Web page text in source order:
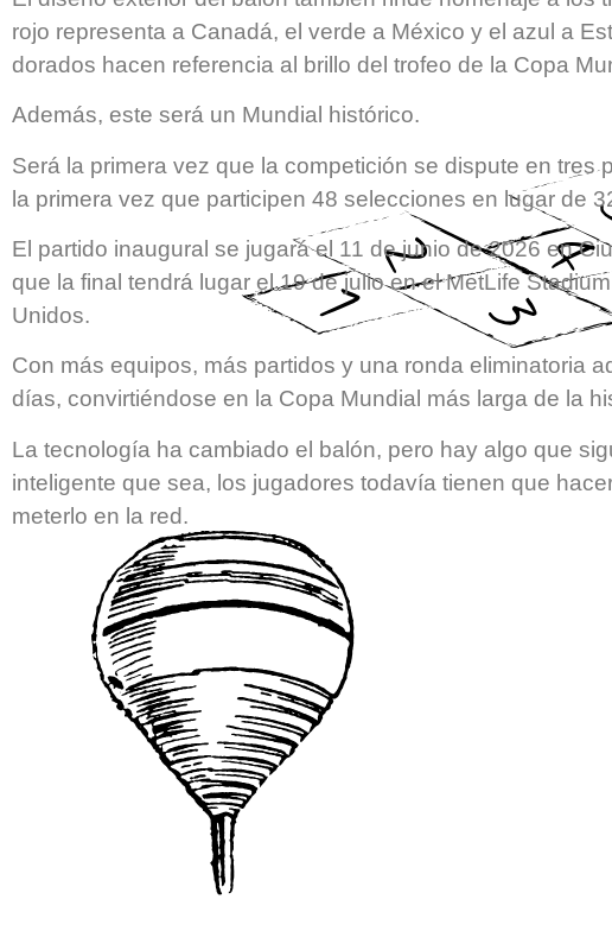
rojo representa a Canadá, el verde a México y el azul a
dorados hacen referencia al brillo del trofeo de la Copa
Además, este será un Mundial histórico.
Será la primera vez que la competición se dispute en tres
la primera vez que participen 48 selecciones en lugar de
El partido inaugural se jugará el 11 de junio de 2026 en
que la final tendrá lugar el 19 de julio en el MetLife
Unidos.
Con más equipos, más partidos y una ronda eliminatoria
días, convirtiéndose en la Copa Mundial más larga de la
La tecnología ha cambiado el balón, pero hay algo que
inteligente que sea, los jugadores todavía tienen que
meterlo en la red.